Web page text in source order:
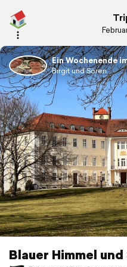
Ein Wochenende
Birgit und Sören
Blauer Himmel